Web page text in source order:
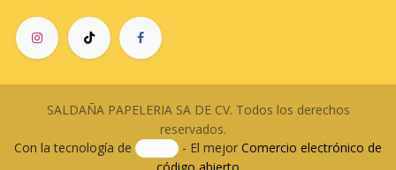
SALDAÑA PAPELERIA SA DE CV. Todos los derechos
reservados.
Con la tecnología de
- El mejor Comercio electrónico de